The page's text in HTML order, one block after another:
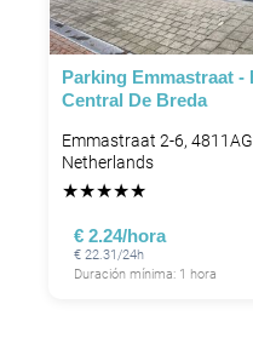
Parking Emmastraat -
Central De Breda
Emmastraat 2-6,
Netherlands
★★★★★
€ 2.24/hora
€ 22.31/24h
Duración mínima: 1 hora